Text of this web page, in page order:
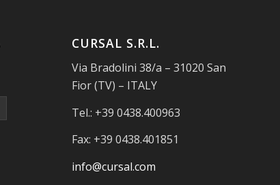
CURSAL S.R.L.
Via Bradolini 38/a – 31020 San
Fior (TV) – ITALY
Tel.: +39 0438.400963
Fax: +39 0438.401851
info@cursal.com